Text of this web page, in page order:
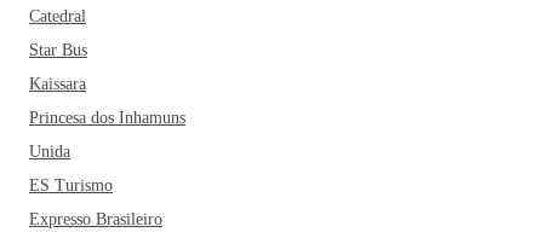
cultural que data da época dos escravos africanos no país e é
berimbau.
enriquecer o seu roteiro turístico com visitas à Ilha dos
Frades, ao Mercado Modelo - um dos principais cartões-
postais da cidade -, o Elevador Lacerda - o primeiro do
Brasil -, o famoso Pelourinho - parada obrigatória do Centro
Catedral
Star Bus
Kaissara
Princesa dos Inhamuns
Unida
ES Turismo
Expresso Brasileiro